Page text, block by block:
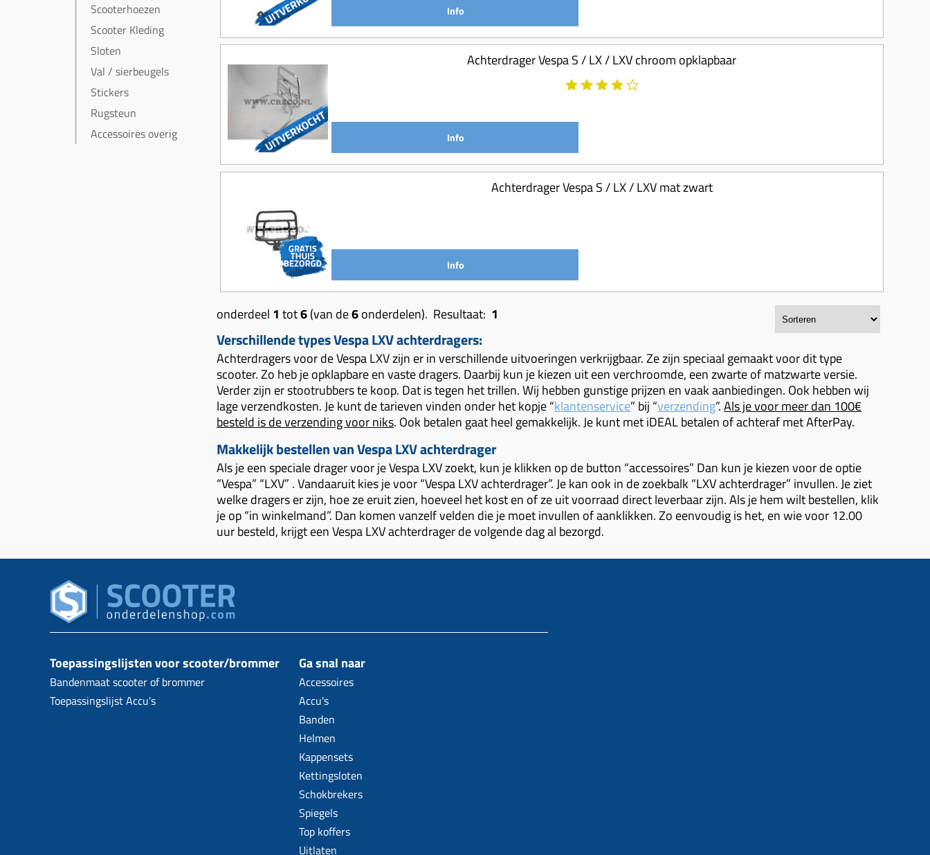
Scooterhoezen
Scooter Kleding
Sloten
Val / sierbeugels
Stickers
Rugsteun
Accessoires overig
Info
Achterdrager Vespa S / LX / LXV chroom opklapbaar
Info
Achterdrager Vespa S / LX / LXV mat zwart
Info
onderdeel 1 tot6(van de6onderdelen). Resultaat: 1
Verschillende types Vespa LXV achterdragers:
Achterdragers voor de Vespa LXV zijn er in verschillende uitvoeringen verkrijgbaar. Ze zijn speciaal gemaakt voor dit type
scooter. Zo heb je opklapbare en vaste dragers. Daarbij kun je kiezen uit een verchroomde, een zwarte of matzwarte versie.
Verder zijn er stootrubbers te koop. Dat is tegen het trillen. Wij hebben gunstige prijzen en vaak aanbiedingen. Ook hebben wij
lage verzendkosten. Je kunt de tarieven vinden onder het kopje “klantenservice” bij “verzending”.Als je voor meer dan 100€
besteld is de verzending voor niks. Ook betalen gaat heel gemakkelijk. Je kunt met iDEAL betalen of achteraf met AfterPay.
Makkelijk bestellen van Vespa LXV achterdrager
Als je een speciale drager voor je Vespa LXV zoekt, kun je klikken op de button “accessoires” Dan kun je kiezen voor de optie
“Vespa” “LXV” . Vandaaruit kies je voor “Vespa LXV achterdrager”. Je kan ook in de zoekbalk “LXV achterdrager” invullen. Je ziet
welke dragers er zijn, hoe ze eruit zien, hoeveel het kost en of ze uit voorraad direct leverbaar zijn. Als je hem wilt bestellen, klik
je op “in winkelmand”. Dan komen vanzelf velden die je moet invullen of aanklikken. Zo eenvoudig is het, en wie voor 12.00
uur besteld, krijgt een Vespa LXV achterdrager de volgende dag al bezorgd.
Toepassingslijsten voor scooter/brommer
Bandenmaat scooter of brommer
Toepassingslijst Accu's
Ga snal naar
Accessoires
Accu's
Banden
Helmen
Kappensets
Kettingsloten
Schokbrekers
Spiegels
Top koffers
Uitlaten